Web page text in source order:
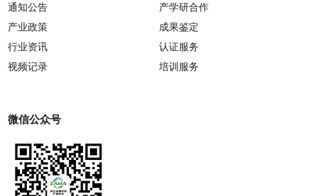
通知公告
产业政策
行业资讯
视频记录
产学研合作
成果鉴定
认证服务
培训服务
微信公众号